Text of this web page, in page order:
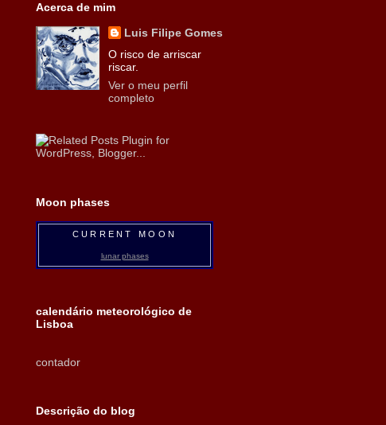
Acerca de mim
Luis Filipe Gomes
O risco de arriscar
riscar.
Ver o meu perfil
completo
Moon phases
CURRENT MOON
lunar phases
calendário meteorológico de
Lisboa
contador
Descrição do blog